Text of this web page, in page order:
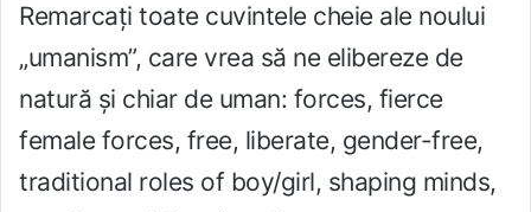
Remarcați toate cuvintele cheie ale noului
„umanism”, care vrea să ne elibereze de
natură și chiar de uman: forces, fierce
female forces, free, liberate, gender-free,
traditional roles of boy/girl, shaping minds,